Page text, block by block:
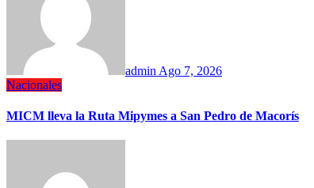
admin Ago 7, 2026
Nacionales
MICM lleva la Ruta Mipymes a San Pedro de Macorís